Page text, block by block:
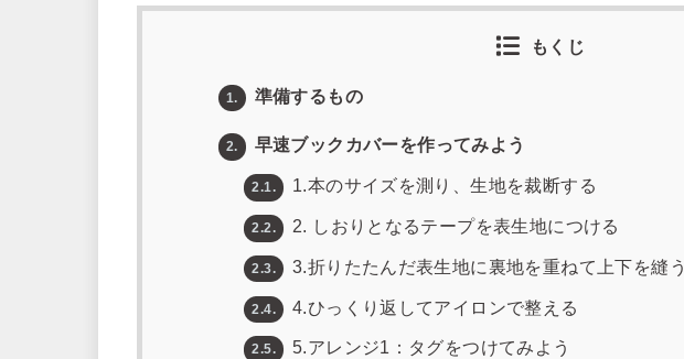
もくじ
1. 準備するもの
2. 早速ブックカバーを作ってみよう
2.1. 1.本のサイズを測り、生地を裁断する
2.2. 2. しおりとなるテープを表生地につける
2.3. 3.折りたたんだ表生地に裏地を重ねて上下を縫う
2.4. 4.ひっくり返してアイロンで整える
2.5. 5.アレンジ1：タグをつけてみよう